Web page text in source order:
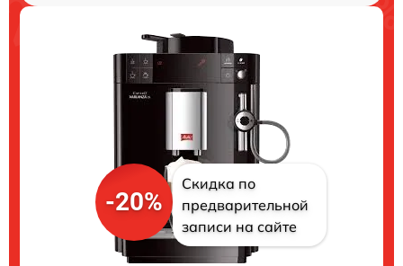
-20%
Скидка по
предварительной
записи на сайте